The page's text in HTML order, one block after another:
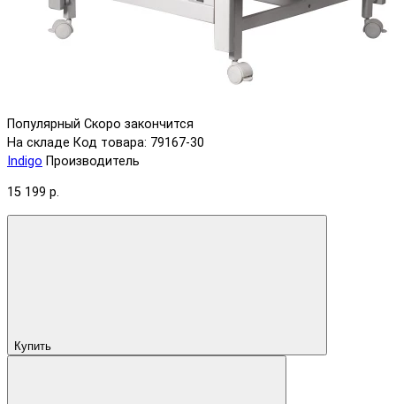
Популярный Скоро закончится
На складе Код товара: 79167-30
Indigo Производитель
15 199 р.
Купить